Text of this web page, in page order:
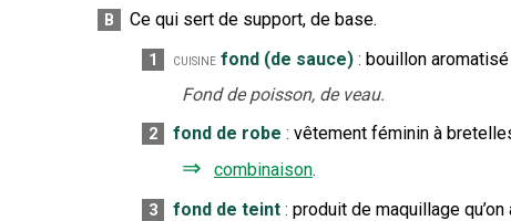
B Ce qui sert de support, de base.
1 cuisine fond (de sauce) : bouillon
Fond de poisson, de veau.
2 fond de robe : vêtement féminin à
⇒ combinaison.
3 fond de teint : produit de maquillage